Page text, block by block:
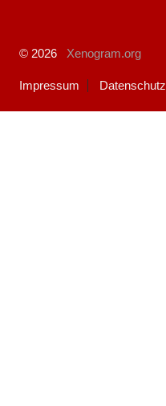
© 2026 Xenogram.org
Impressum Datenschutz